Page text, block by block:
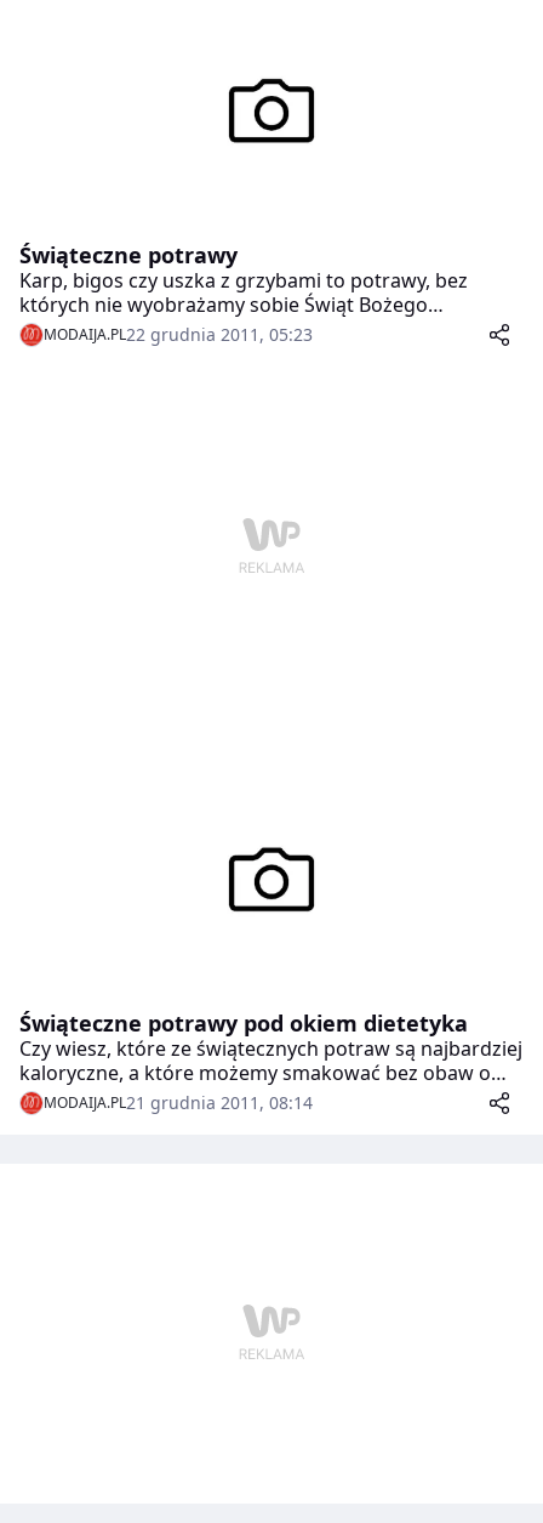
Świąteczne potrawy
Karp, bigos czy uszka z grzybami to potrawy, bez
których nie wyobrażamy sobie Świąt Bożego
Narodzenia. Skąd wziął się zwyczaj ich
przygotowywania? Czy w całym kraju kolacja wigilijna
MODAIJA.PL22 grudnia 2011, 05:23
Świąteczne potrawy pod okiem dietetyka
Czy wiesz, które ze świątecznych potraw są najbardziej
kaloryczne, a które możemy smakować bez obaw o
naszą figurę? O poradę zapytaliśmy eksperta ds.
żywienia i dietetyki z Centrum Naturhouse.
MODAIJA.PL21 grudnia 2011, 08:14